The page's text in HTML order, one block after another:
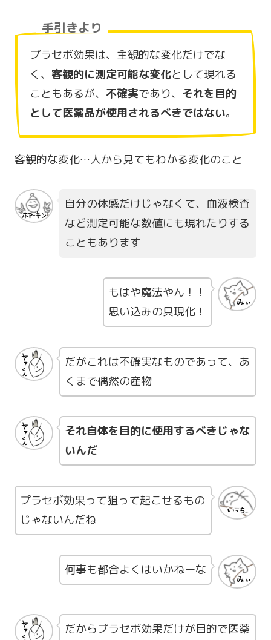
手引きより
プラセボ効果は、主観的な変化だけでな
く、 客観的に測定可能な変化として現れる
こともあるが、 不確実であり、 それを目的
として医薬品が使用されるべきではない。
客観的な変化…人から見てもわかる変化のこと
自分の体感だけじゃなくて、血液検査
など測定可能な数値にも現れたりする
こともあります
もはや魔法やん！！
思い込みの具現化！
だがこれは不確実なものであって、あ
くまで偶然の産物
それ自体を目的に使用するべきじゃな
いんだ
プラセボ効果って狙って起こせるもの
じゃないんだね
何事も都合よくはいかねーな
だからプラセボ効果だけが目的で医薬